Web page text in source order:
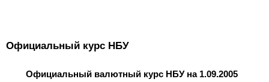
Официальный курс НБУ
Официальный валютный курс НБУ на 1.09.2005